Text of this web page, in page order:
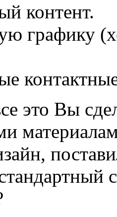
контент.
графику
это Вы